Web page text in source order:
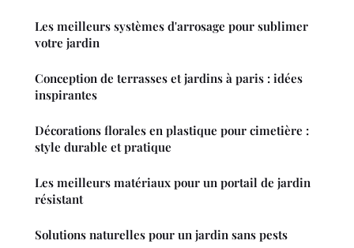
Les meilleurs systèmes d'arrosage pour sublimer
votre jardin
Conception de terrasses et jardins à paris : idées
inspirantes
Décorations florales en plastique pour cimetière :
style durable et pratique
Les meilleurs matériaux pour un portail de jardin
résistant
Solutions naturelles pour un jardin sans pests